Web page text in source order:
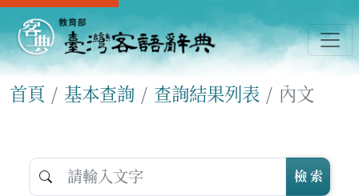
首頁 基本查詢 查詢結果列表 內文
檢 索